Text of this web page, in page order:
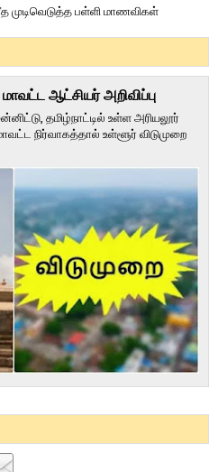
முடிவெடுத்த பள்ளி மாணவிகள்
ஆட்சியர் அறிவிப்பு
தமிழ்நாட்டில் உள்ள அரியலூர்
நிர்வாகத்தால் உள்ளூர் விடுமுறை